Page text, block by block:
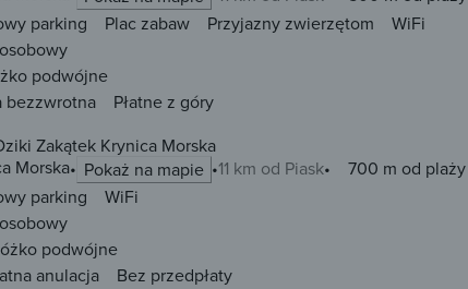
parking Plac zabaw Przyjazny zwierzętom
WiFi
podwójne
bezzwrotna
Płatne z góry
Zakątek Krynica Morska
Morska
Pokaż na mapie 11 km od Piask 700 m od plaży
parking
WiFi
podwójne
anulacja
Bez przedpłaty